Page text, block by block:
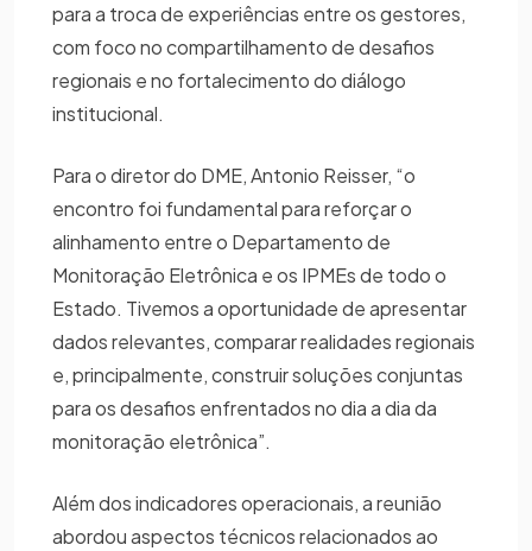
para a troca de experiências entre os gestores,
com foco no compartilhamento de desafios
regionais e no fortalecimento do diálogo
institucional.
Para o diretor do DME, Antonio Reisser, “o
encontro foi fundamental para reforçar o
alinhamento entre o Departamento de
Monitoração Eletrônica e os IPMEs de todo o
Estado. Tivemos a oportunidade de apresentar
dados relevantes, comparar realidades regionais
e, principalmente, construir soluções conjuntas
para os desafios enfrentados no dia a dia da
monitoração eletrônica”.
Além dos indicadores operacionais, a reunião
abordou aspectos técnicos relacionados ao